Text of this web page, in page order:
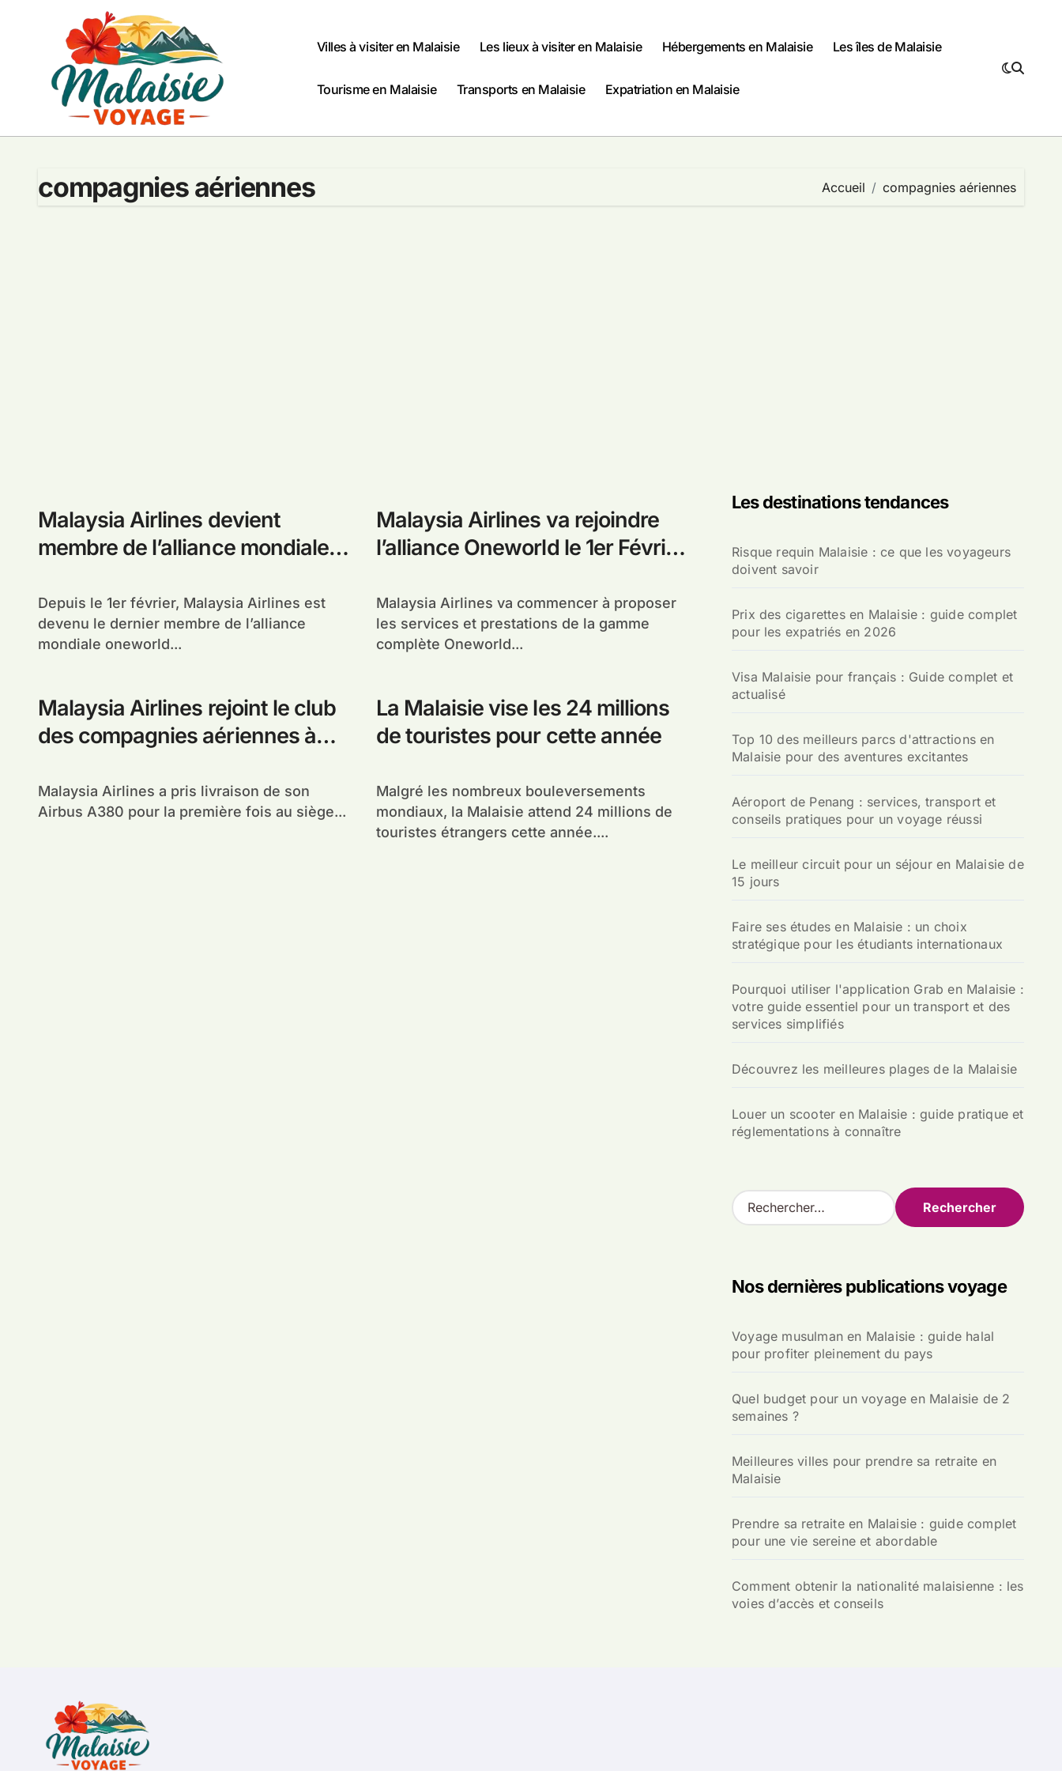
Villes à visiter en Malaisie Les lieux à visiter en Malaisie Hébergements en Malaisie Les îles de Malaisie
Tourisme en Malaisie Transports en Malaisie Expatriation en Malaisie
compagnies aériennes Accueil compagnies aériennes
Malaysia Airlines devient
membre de l’alliance mondiale
Depuis le 1er février, Malaysia Airlines est
devenu le dernier membre de l’alliance
mondiale oneworld...
Malaysia Airlines va rejoindre
l’alliance Oneworld le 1er Février
Malaysia Airlines va commencer à proposer
les services et prestations de la gamme
complète Oneworld...
Malaysia Airlines rejoint le club
des compagnies aériennes à
Malaysia Airlines a pris livraison de son
Airbus A380 pour la première fois au siège...
La Malaisie vise les 24 millions
de touristes pour cette année
Malgré les nombreux bouleversements
mondiaux, la Malaisie attend 24 millions de
touristes étrangers cette année....
Les destinations tendances
Risque requin Malaisie : ce que les voyageurs
doivent savoir
Prix des cigarettes en Malaisie : guide complet
pour les expatriés en 2026
Visa Malaisie pour français : Guide complet et
actualisé
Top 10 des meilleurs parcs d'attractions en
Malaisie pour des aventures excitantes
Aéroport de Penang : services, transport et
conseils pratiques pour un voyage réussi
Le meilleur circuit pour un séjour en Malaisie de
15 jours
Faire ses études en Malaisie : un choix
stratégique pour les étudiants internationaux
Pourquoi utiliser l'application Grab en Malaisie :
votre guide essentiel pour un transport et des
services simplifiés
Découvrez les meilleures plages de la Malaisie
Louer un scooter en Malaisie : guide pratique et
réglementations à connaître
R
e
r
e
r
Nos dernières publications voyage
Voyage musulman en Malaisie : guide halal
pour profiter pleinement du pays
Quel budget pour un voyage en Malaisie de 2
semaines ?
Meilleures villes pour prendre sa retraite en
Malaisie
Prendre sa retraite en Malaisie : guide complet
pour une vie sereine et abordable
Comment obtenir la nationalité malaisienne : les
voies d’accès et conseils